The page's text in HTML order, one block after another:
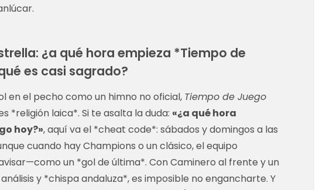
¿a qué hora empieza *Tiempo de
es casi sagrado?
en el pecho como un himno no oficial, Tiempo de Juego
*religión laica*. Si te asalta la duda: «¿a qué hora
hoy?», aquí va el *cheat code*: sábados y domingos a las
cuando hay Champions o un clásico, el equipo
un *gol de última*. Con Caminero al frente y un
y *chispa andaluza*, es imposible no engancharte. Y